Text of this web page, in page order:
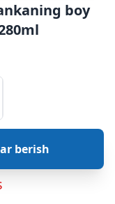
boy
berish